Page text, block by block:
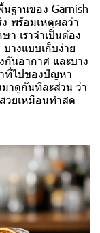
ฐานของ Garnish
พร้อมเหตุผลว่า
า เราจำเป็นต้อง
างแบบเก็บง่าย
กันอากาศ และบาง
ที่ไปของปัญหา
าดูกันทีละส่วน ว่า
วยเหมือนทำสด